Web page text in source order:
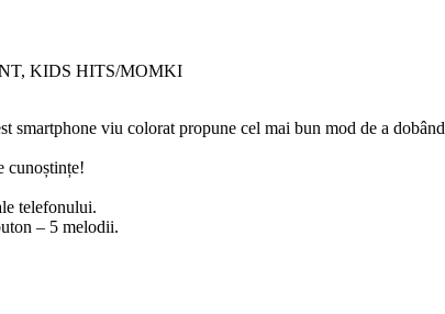
KIDS HITS/MOMKI
smartphone viu colorat propune cel mai bun mod de a
cunoștințe!
telefonului.
– 5 melodii.